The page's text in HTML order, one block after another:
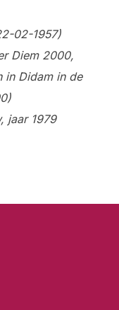
02-1957)
Diem 2000,
in Didam in de
jaar 1979